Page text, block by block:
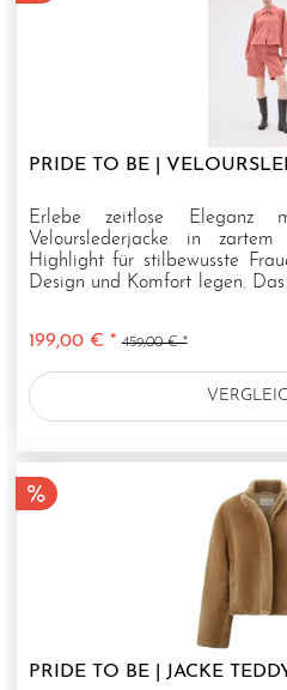
PRIDE TO BE |
Erlebe zeitlose Eleganz
Velourslederjacke in
Highlight für stilbewusste
Design und Komfort legen.
199,00 € * 459,00 € *
PRIDE TO BE | JACKE